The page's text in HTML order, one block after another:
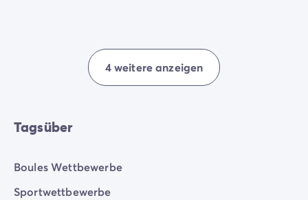
4 weitere anzeigen
Tagsüber
Boules Wettbewerbe
Sportwettbewerbe